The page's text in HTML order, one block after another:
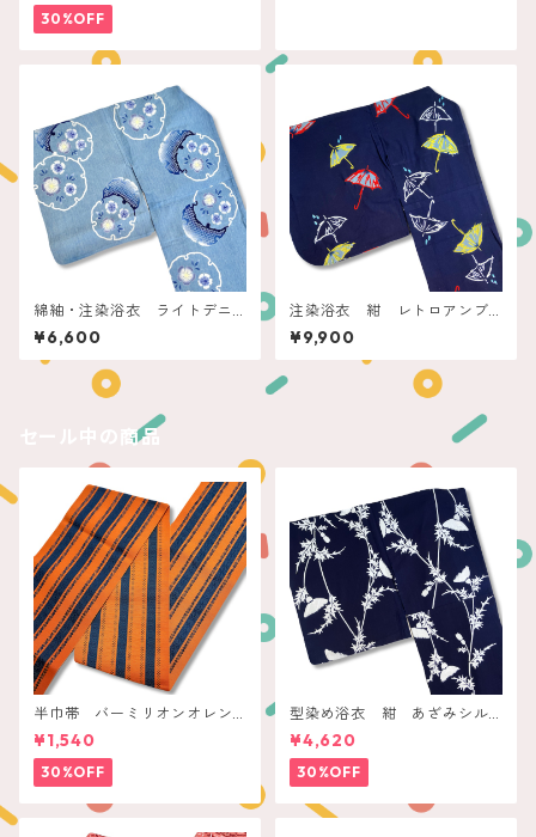
30%OFF
綿紬・注染浴衣 ライトデニ
ムブルー 雪輪に撫子
¥6,600
注染浴衣 紺 レトロアンブ
レラ
¥9,900
セール中の商品
半巾帯 バーミリオンオレン
ジ ネイビー縞
¥1,540
30%OFF
型染め浴衣 紺 あざみシル
エット
¥4,620
30%OFF